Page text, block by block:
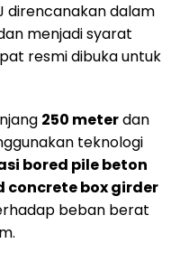
direncanakan dalam
menjadi syarat
resmi dibuka untuk
250 meterdan
teknologi
bored pile beton
concrete box girder
beban berat